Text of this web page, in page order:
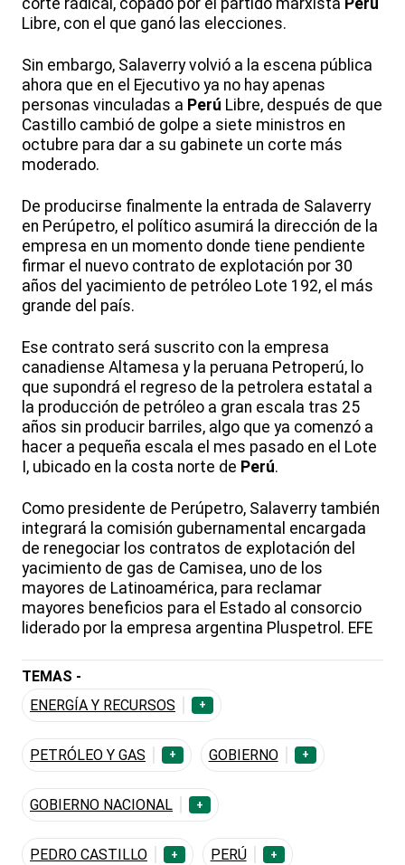
corte radical, copado por el partido marxista Perú
Libre, con el que ganó las elecciones.
Sin embargo, Salaverry volvió a la escena pública
ahora que en el Ejecutivo ya no hay apenas
personas vinculadas a Perú Libre, después de que
Castillo cambió de golpe a siete ministros en
octubre para dar a su gabinete un corte más
moderado.
De producirse finalmente la entrada de Salaverry
en Perúpetro, el político asumirá la dirección de la
empresa en un momento donde tiene pendiente
firmar el nuevo contrato de explotación por 30
años del yacimiento de petróleo Lote 192, el más
grande del país.
Ese contrato será suscrito con la empresa
canadiense Altamesa y la peruana Petroperú, lo
que supondrá el regreso de la petrolera estatal a
la producción de petróleo a gran escala tras 25
años sin producir barriles, algo que ya comenzó a
hacer a pequeña escala el mes pasado en el Lote
I, ubicado en la costa norte de Perú.
Como presidente de Perúpetro, Salaverry también
integrará la comisión gubernamental encargada
de renegociar los contratos de explotación del
yacimiento de gas de Camisea, uno de los
mayores de Latinoamérica, para reclamar
mayores beneficios para el Estado al consorcio
liderado por la empresa argentina Pluspetrol. EFE
TEMAS -
ENERGÍA Y RECURSOS
+
PETRÓLEO Y GAS + GOBIERNO +
GOBIERNO NACIONAL +
PEDRO CASTILLO + PERÚ +